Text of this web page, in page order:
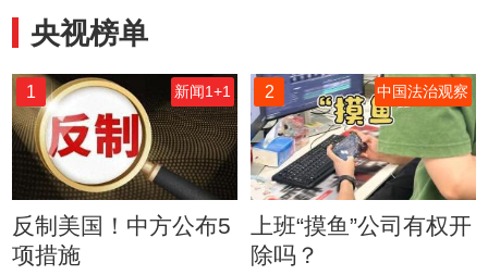
央视榜单
1 新闻1+1
反制美国！中方公布5
项措施
2 中国法治观察
上班“摸鱼”公司有权开
除吗？